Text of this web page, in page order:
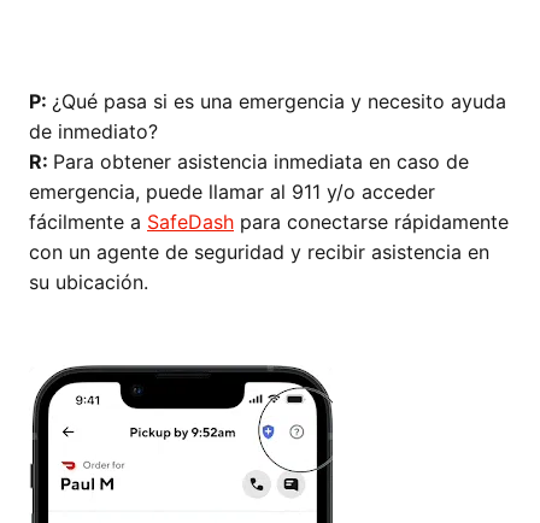
P: ¿Qué pasa si es una emergencia y necesito ayuda
de inmediato?
R: Para obtener asistencia inmediata en caso de
emergencia, puede llamar al 911 y/o acceder
fácilmente a SafeDash para conectarse rápidamente
con un agente de seguridad y recibir asistencia en
su ubicación.